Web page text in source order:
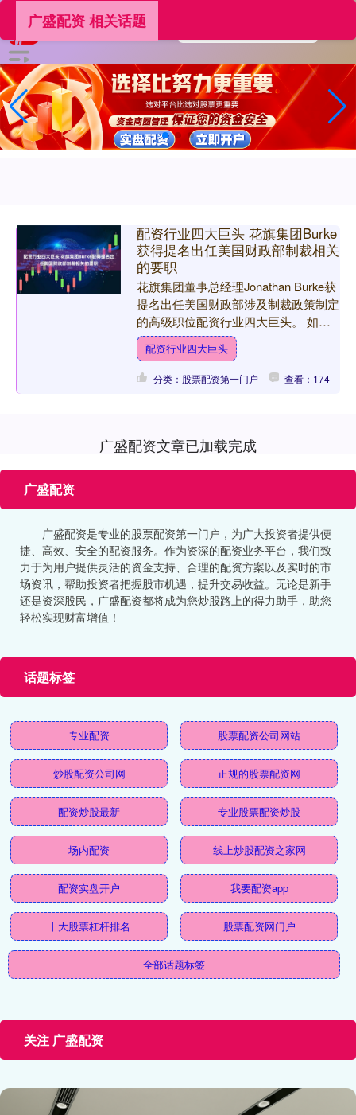
广盛配资 相关话题
配资行业四大巨头 花旗集团Burke
获得提名出任美国财政部制裁相关
的要职
花旗集团董事总经理Jonathan Burke获
提名出任美国财政部涉及制裁政策制定
的高级职位配资行业四大巨头。 如果
Burke出任反恐融资助理部长的提名获
得确认....
配资行业四大巨头
分类：股票配资第一门户 查看：174
广盛配资文章已加载完成
广盛配资
广盛配资是专业的股票配资第一门户，为广大投资者提供便
捷、高效、安全的配资服务。作为资深的配资业务平台，我们致
力于为用户提供灵活的资金支持、合理的配资方案以及实时的市
场资讯，帮助投资者把握股市机遇，提升交易收益。无论是新手
还是资深股民，广盛配资都将成为您炒股路上的得力助手，助您
轻松实现财富增值！
话题标签
专业配资 股票配资公司网站
炒股配资公司网 正规的股票配资网
配资炒股最新 专业股票配资炒股
场内配资 线上炒股配资之家网
配资实盘开户 我要配资app
十大股票杠杆排名 股票配资网门户
全部话题标签
关注 广盛配资